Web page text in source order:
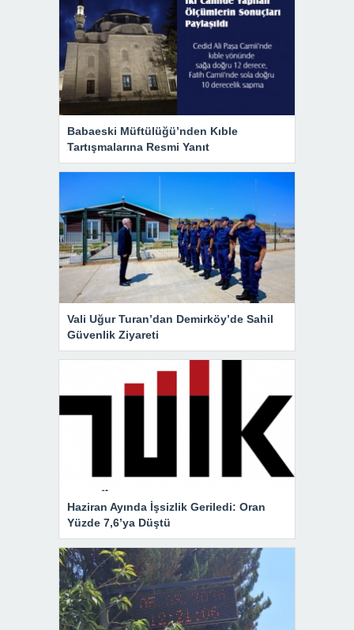
Babaeski Müftülüğü’nden Kıble
Tartışmalarına Resmi Yanıt
Vali Uğur Turan’dan Demirköy’de Sahil
Güvenlik Ziyareti
Haziran Ayında İşsizlik Geriledi: Oran
Yüzde 7,6’ya Düştü